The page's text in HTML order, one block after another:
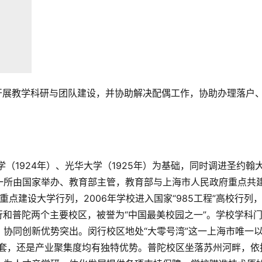
教学科研与团队建设，并协助解决配偶工作，协助办理落户
（1924年）、光华大学（1925年）为基础，同时调进圣约翰
由国家举办、教育部主管，教育部与上海市人民政府重点共
点建设大学行列，2006年学校进入国家“985工程”高校行列，
普陀两个主要校区，被誉为“中国最美校园之一”。学校学科
同创新优势突出。闵行校区地处“大零号湾”这一上海市唯一
，还是产业聚集度均有独特优势。普陀校区坐落苏州河畔，依